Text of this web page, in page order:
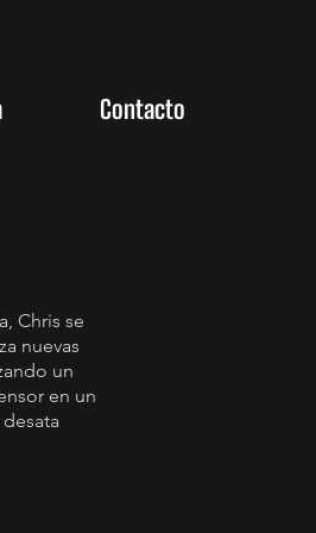
Contacto
Chris se
nuevas
un
en un